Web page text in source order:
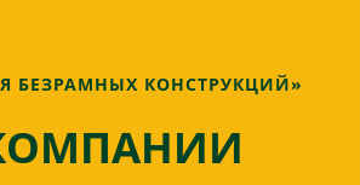
БЕЗРАМНЫХ КОНСТРУКЦИЙ»